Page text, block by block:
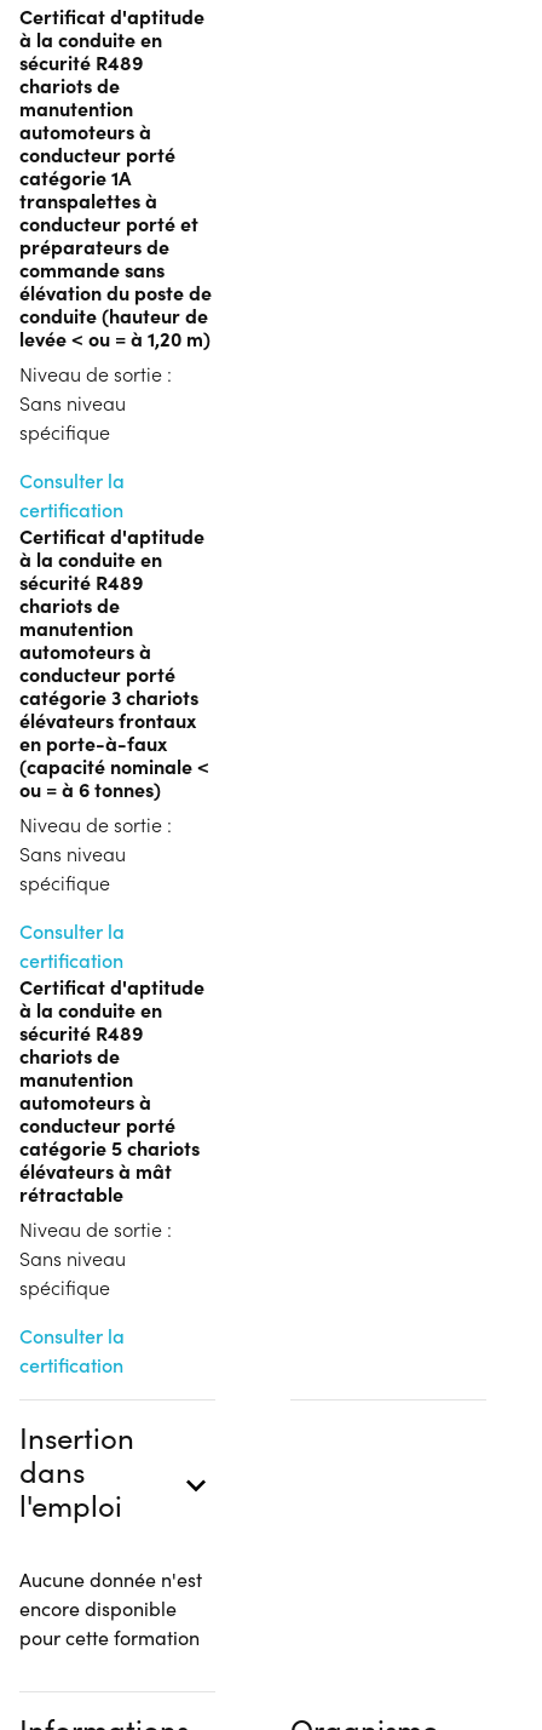
Certificat d'aptitude
à la conduite en
sécurité R489
chariots de
manutention
automoteurs à
conducteur porté
catégorie 1A
transpalettes à
conducteur porté et
préparateurs de
commande sans
élévation du poste de
conduite (hauteur de
levée < ou = à 1,20 m)
Niveau de sortie :
Sans niveau
spécifique
Consulter la
certification
Certificat d'aptitude
à la conduite en
sécurité R489
chariots de
manutention
automoteurs à
conducteur porté
catégorie 3 chariots
élévateurs frontaux
en porte-à-faux
(capacité nominale <
ou = à 6 tonnes)
Niveau de sortie :
Sans niveau
spécifique
Consulter la
certification
Certificat d'aptitude
à la conduite en
sécurité R489
chariots de
manutention
automoteurs à
conducteur porté
catégorie 5 chariots
élévateurs à mât
rétractable
Niveau de sortie :
Sans niveau
spécifique
Consulter la
certification
Insertion
dans
l'emploi
Aucune donnée n'est
encore disponible
pour cette formation